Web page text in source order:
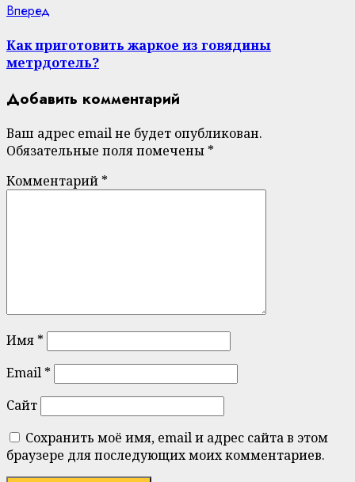
Вперед
Как приготовить жаркое из говядины
метрдотель?
Добавить комментарий
Ваш адрес email не будет опубликован.
Обязательные поля помечены *
Комментарий *
Имя *
Email *
Сайт
Сохранить моё имя, email и адрес сайта в этом
браузере для последующих моих комментариев.